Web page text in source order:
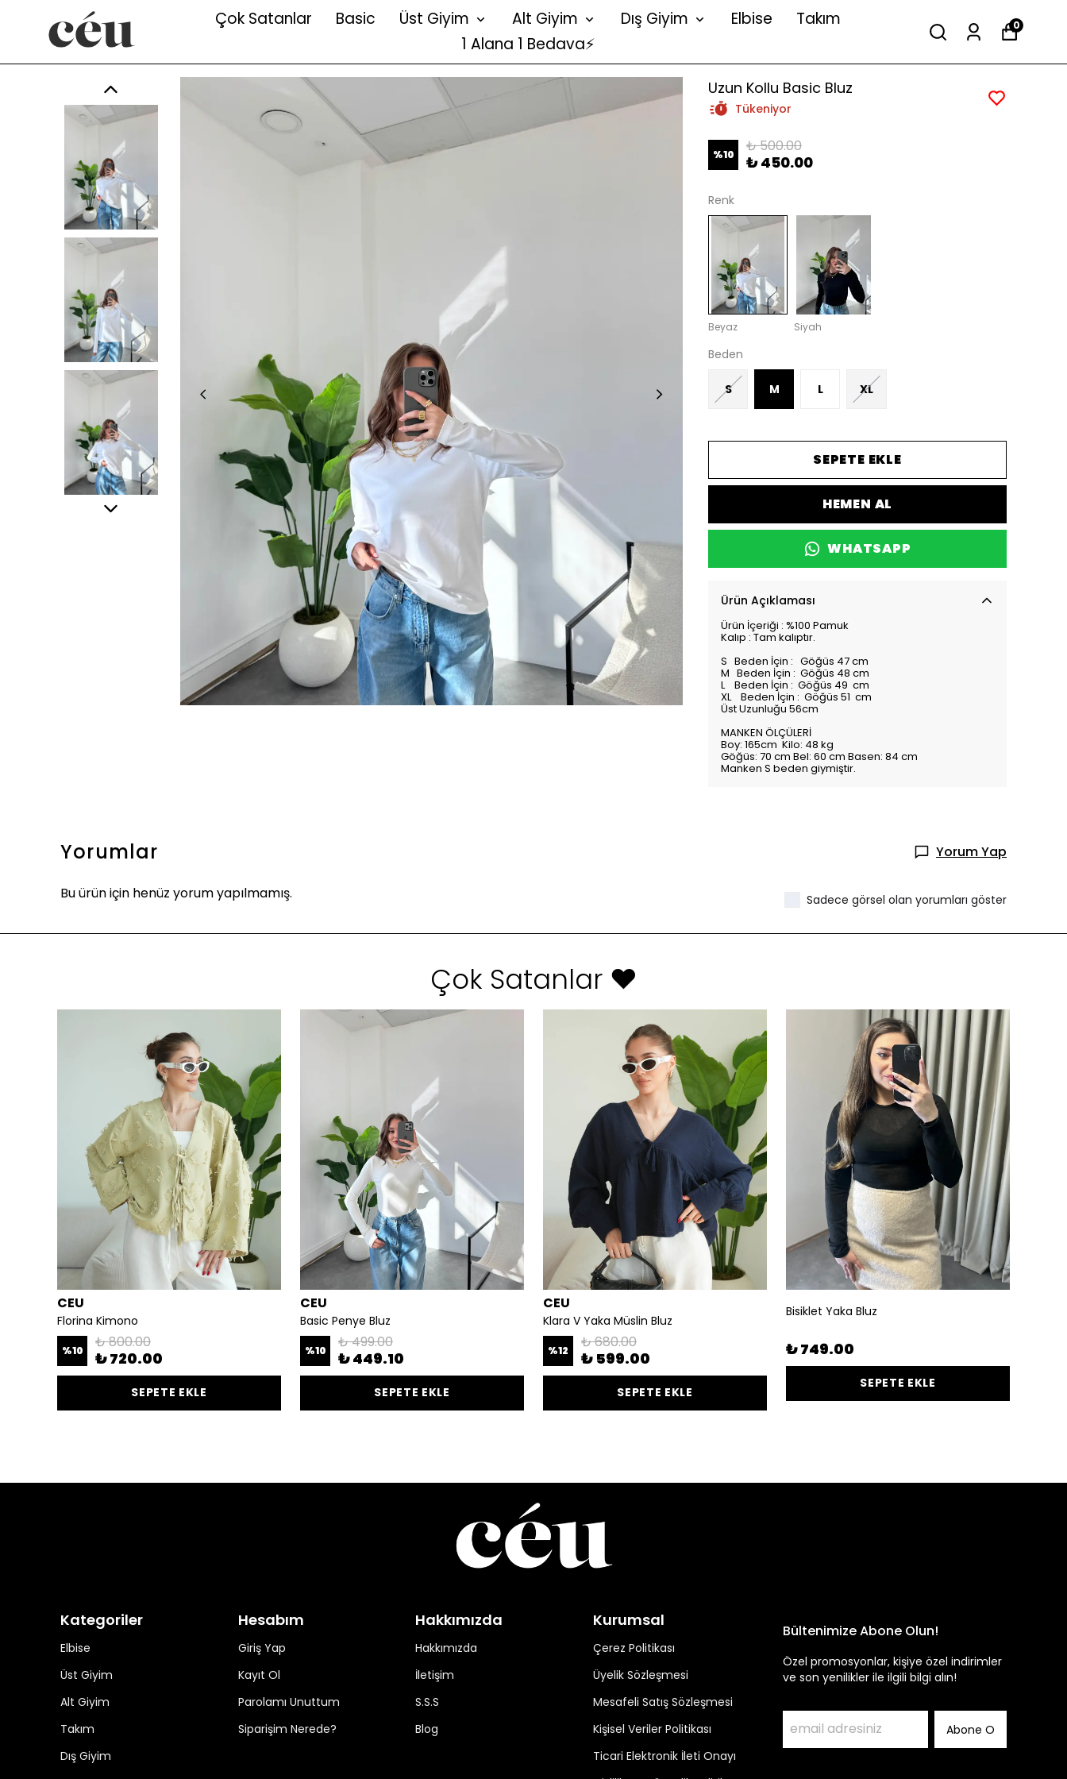
Çok Satanlar Basic Üst Giyim Alt Giyim Dış Giyim Elbise
Takım
1 Alana 1 Bedava⚡
0
Uzun Kollu Basic Bluz
Tükeniyor
%10 ₺ 500.00
₺ 450.00
Renk
Beyaz Siyah
Beden
S M L XL
SEPETE EKLE
HEMEN AL
WHATSAPP
Ürün Açıklaması
Ürün İçeriği : %100 Pamuk
Kalıp : Tam kalıptır.
S Beden İçin : Göğüs 47 cm
M Beden İçin : Göğüs 48 cm
L Beden İçin : Göğüs 49 cm
XL Beden İçin : Göğüs 51 cm
Üst Uzunluğu 56cm
MANKEN ÖLÇÜLERİ
Boy: 165cm Kilo: 48 kg
Göğüs: 70 cm Bel: 60 cm Basen: 84 cm
Manken S beden giymiştir.
Yorumlar Yorum Yap
Bu ürün için henüz yorum yapılmamış. Sadece görsel olan yorumları göster
Çok Satanlar ❤️
CEU
Florina Kimono
%10 ₺ 800.00
₺ 720.00
SEPETE EKLE
CEU
Basic Penye Bluz
%10 ₺ 499.00
₺ 449.10
SEPETE EKLE
CEU
Klara V Yaka Müslin Bluz
%12 ₺ 680.00
₺ 599.00
SEPETE EKLE
Bisiklet Yaka Bluz
₺ 749.00
SEPETE EKLE
Kategoriler
Elbise
Üst Giyim
Alt Giyim
Takım
Dış Giyim
Hesabım
Giriş Yap
Kayıt Ol
Parolamı Unuttum
Siparişim Nerede?
Hakkımızda
Hakkımızda
İletişim
S.S.S
Blog
Kurumsal
Çerez Politikası
Üyelik Sözleşmesi
Mesafeli Satış Sözleşmesi
Kişisel Veriler Politikası
Ticari Elektronik İleti Onayı
Bültenimize Abone Olun!
Özel promosyonlar, kişiye özel indirimler
ve son yenilikler ile ilgili bilgi alın!
Abone O